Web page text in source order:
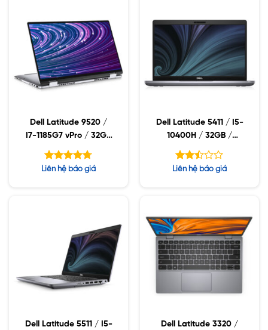
Dell Latitude 9520 /
I7-1185G7 vPro / 32GB
/ SSD 512GB / 15″FHD
(16:9) / IR CAMERA /
MIC / WIN10
Được xếp
Liên hệ báo giá
Dell Latitude 5411 / I5-
10400H / 32GB /
512GB SSD / 14 FHD
WVA / WIN10
Được
Liên hệ báo giá
Dell Latitude 5511 / I5-
Dell Latitude 3320 /